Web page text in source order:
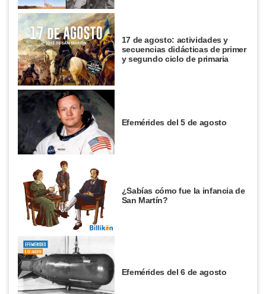
17 de agosto: actividades y
secuencias didácticas de primer
y segundo ciclo de primaria
Efemérides del 5 de agosto
¿Sabías cómo fue la infancia de
San Martín?
Efemérides del 6 de agosto